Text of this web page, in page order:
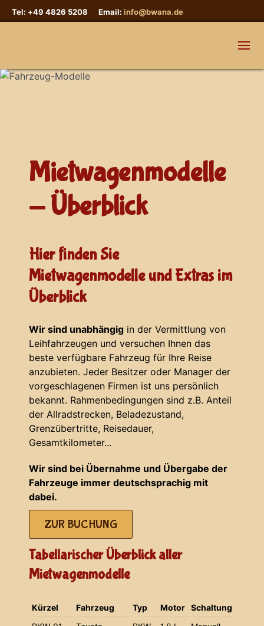
Tel: +49 4826 5208 Email: info@bwana.de
Mietwagenmodelle
- Überblick
Hier finden Sie
Mietwagenmodelle und Extras im
Überblick
Wir sind unabhängig in der Vermittlung von
Leihfahrzeugen und versuchen Ihnen das
beste verfügbare Fahrzeug für Ihre Reise
anzubieten. Jeder Besitzer oder Manager der
vorgeschlagenen Firmen ist uns persönlich
bekannt. Rahmenbedingungen sind z.B. Anteil
der Allradstrecken, Beladezustand,
Grenzübertritte, Reisedauer,
Gesamtkilometer...
Wir sind bei Übernahme und Übergabe der
Fahrzeuge immer deutschsprachig mit
dabei.
ZUR BUCHUNG
Tabellarischer Überblick aller
Mietwagenmodelle
Kürzel Fahrzeug Typ Motor Schaltung